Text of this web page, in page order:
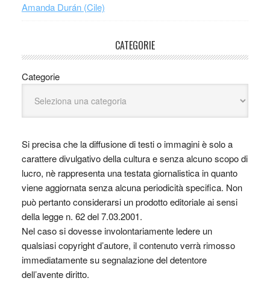
Amanda Durán (Cile)
CATEGORIE
Categorie
Si precisa che la diffusione di testi o immagini è solo a
carattere divulgativo della cultura e senza alcuno scopo di
lucro, nè rappresenta una testata giornalistica in quanto
viene aggiornata senza alcuna periodicità specifica. Non
può pertanto considerarsi un prodotto editoriale ai sensi
della legge n. 62 del 7.03.2001.
Nel caso si dovesse involontariamente ledere un
qualsiasi copyright d’autore, il contenuto verrà rimosso
immediatamente su segnalazione del detentore
dell’avente diritto.